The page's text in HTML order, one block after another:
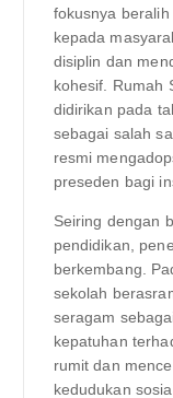
fokusnya
kepada
disiplin dan
kohesif. Rumah
didirikan pada
sebagai salah
resmi
preseden bagi
Seiring dengan
pendidikan,
berkembang.
sekolah
seragam
kepatuhan
rumit dan
kedudukan